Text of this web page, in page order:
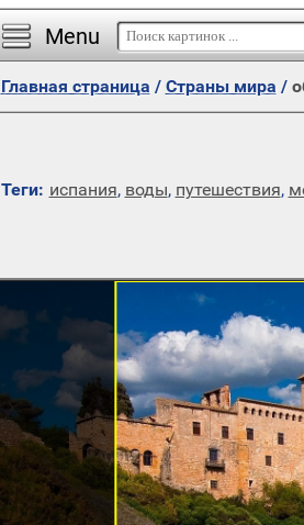
Menu
Главная страница / Страны мира /
Теги: испания, воды, путешествия,